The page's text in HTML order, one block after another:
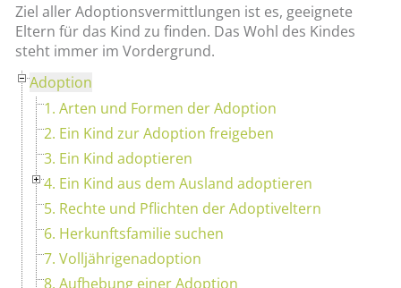
Ziel aller Adoptionsvermittlungen ist es, geeignete
Eltern für das Kind zu finden. Das Wohl des Kindes
steht immer im Vordergrund.
Adoption
1. Arten und Formen der Adoption
2. Ein Kind zur Adoption freigeben
3. Ein Kind adoptieren
4. Ein Kind aus dem Ausland adoptieren
5. Rechte und Pflichten der Adoptiveltern
6. Herkunftsfamilie suchen
7. Volljährigenadoption
8. Aufhebung einer Adoption